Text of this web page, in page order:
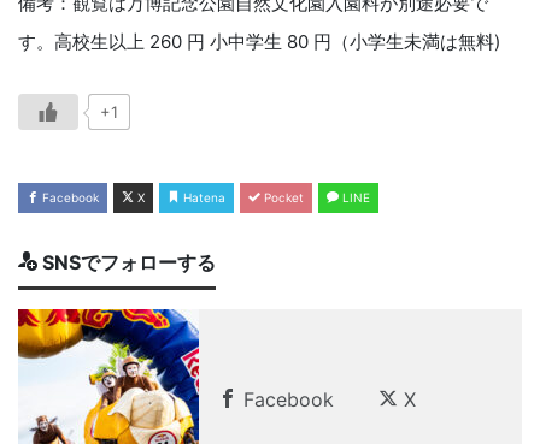
す。高校生以上 260 円 小中学生 80 円（小学生未満は無料)
+1
Facebook X Hatena Pocket LINE
SNSでフォローする
Facebook X